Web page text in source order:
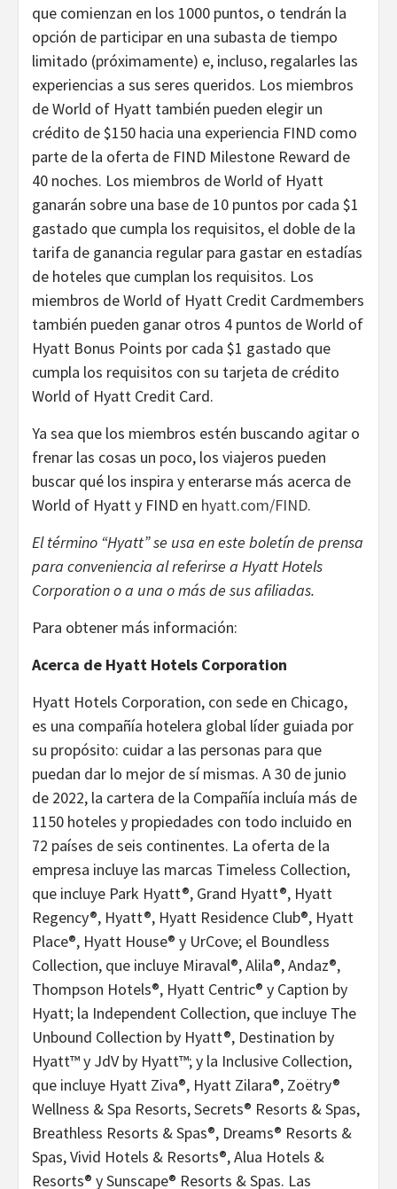
que comienzan en los 1000 puntos, o tendrán la
opción de participar en una subasta de tiempo
limitado (próximamente) e, incluso, regalarles las
experiencias a sus seres queridos. Los miembros
de World of Hyatt también pueden elegir un
crédito de $150 hacia una experiencia FIND como
parte de la oferta de FIND Milestone Reward de
40 noches. Los miembros de World of Hyatt
ganarán sobre una base de 10 puntos por cada $1
gastado que cumpla los requisitos, el doble de la
tarifa de ganancia regular para gastar en estadías
de hoteles que cumplan los requisitos. Los
miembros de World of Hyatt Credit Cardmembers
también pueden ganar otros 4 puntos de World of
Hyatt Bonus Points por cada $1 gastado que
cumpla los requisitos con su tarjeta de crédito
World of Hyatt Credit Card.
Ya sea que los miembros estén buscando agitar o
frenar las cosas un poco, los viajeros pueden
buscar qué los inspira y enterarse más acerca de
World of Hyatt y FIND en hyatt.com/FIND.
El término “Hyatt” se usa en este boletín de prensa
para conveniencia al referirse a Hyatt Hotels
Corporation o a una o más de sus afiliadas.
Para obtener más información:
Acerca de Hyatt Hotels Corporation
Hyatt Hotels Corporation, con sede en Chicago,
es una compañía hotelera global líder guiada por
su propósito: cuidar a las personas para que
puedan dar lo mejor de sí mismas. A 30 de junio
de 2022, la cartera de la Compañía incluía más de
1150 hoteles y propiedades con todo incluido en
72 países de seis continentes. La oferta de la
empresa incluye las marcas Timeless Collection,
que incluye Park Hyatt®, Grand Hyatt®, Hyatt
Regency®, Hyatt®, Hyatt Residence Club®, Hyatt
Place®, Hyatt House® y UrCove; el Boundless
Collection, que incluye Miraval®, Alila®, Andaz®,
Thompson Hotels®, Hyatt Centric® y Caption by
Hyatt; la Independent Collection, que incluye The
Unbound Collection by Hyatt®, Destination by
Hyatt™ y JdV by Hyatt™; y la Inclusive Collection,
que incluye Hyatt Ziva®, Hyatt Zilara®, Zoëtry®
Wellness & Spa Resorts, Secrets® Resorts & Spas,
Breathless Resorts & Spas®, Dreams® Resorts &
Spas, Vivid Hotels & Resorts®, Alua Hotels &
Resorts® y Sunscape® Resorts & Spas. Las